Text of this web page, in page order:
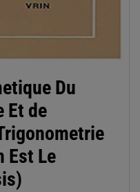
Du
Et de
Est Le